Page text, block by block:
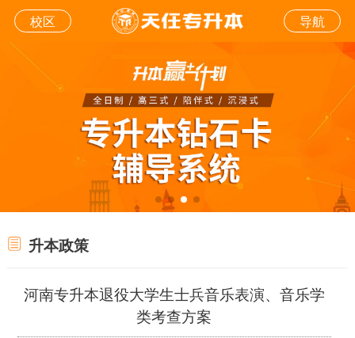
校区 导航
升本政策
河南专升本退役大学生士兵音乐表演、音乐学
类考查方案